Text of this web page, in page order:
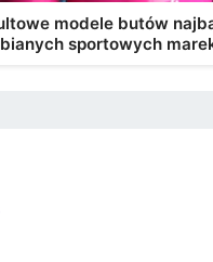
modele butów
sportowych